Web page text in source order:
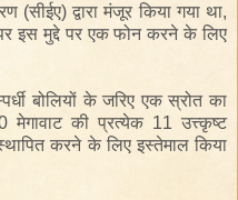
(सीईए) द्वारा मंजूर किया गया था,
इस मुद्दे पर एक फोन करने के लिए
बोलियों के जरिए एक स्रोत का
मेगावाट कीप्रत्येक 11 उत्त्कृष्ट
करने के लिए इस्तेमाल किया